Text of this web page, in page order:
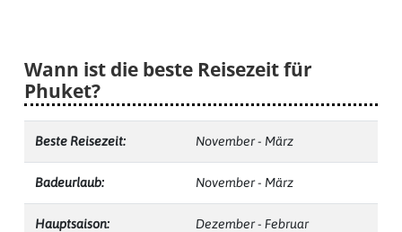
Wann ist die beste Reisezeit für
Phuket?
Beste Reisezeit: November - März
Badeurlaub: November - März
Hauptsaison: Dezember - Februar